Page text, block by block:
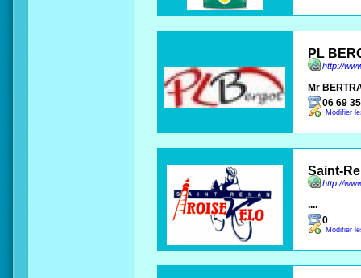
PL
http://
Mr
06 69
Modifier
Saint-
http://
....
0
Modifier